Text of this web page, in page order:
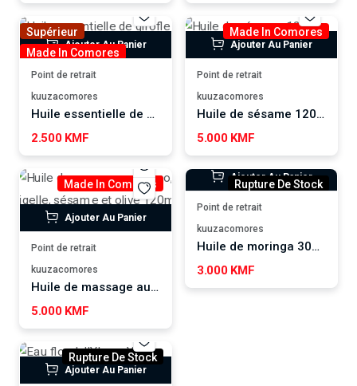
Supérieur
Made In Comores
Ajouter Au Panier
Point de retrait
kuuzacomores
Huile essentielle de girofle Spicy love BIOZEN
2.500 KMF
Made In Comores
Ajouter Au Panier
Point de retrait
kuuzacomores
Huile de sésame 120ml SALSABIL ART
5.000 KMF
Made In Comores
Ajouter Au Panier
Point de retrait
kuuzacomores
Huile de massage au coco, nigelle, sésame et olive 120ml SALSABIL ART
5.000 KMF
Rupture De Stock
Ajouter Au Panier
Point de retrait
kuuzacomores
Huile de moringa 30ML
3.000 KMF
Rupture De Stock
Ajouter Au Panier